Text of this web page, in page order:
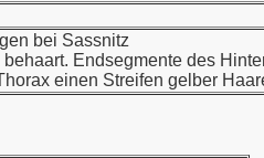
bei Sassnitz
behaart. Endsegmente des
einen Streifen gelber